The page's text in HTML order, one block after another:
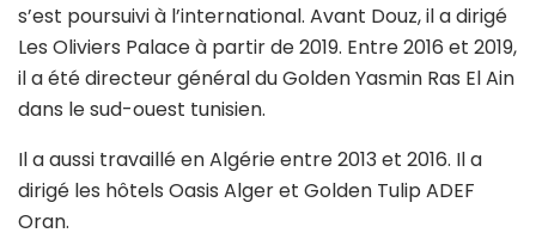
s’est poursuivi à l’international. Avant Douz, il a dirigé
Les Oliviers Palace à partir de 2019. Entre 2016 et 2019,
il a été directeur général du Golden Yasmin Ras El Ain
dans le sud-ouest tunisien.
Il a aussi travaillé en Algérie entre 2013 et 2016. Il a
dirigé les hôtels Oasis Alger et Golden Tulip ADEF
Oran.